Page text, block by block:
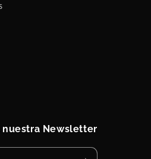
nuestra Newsletter